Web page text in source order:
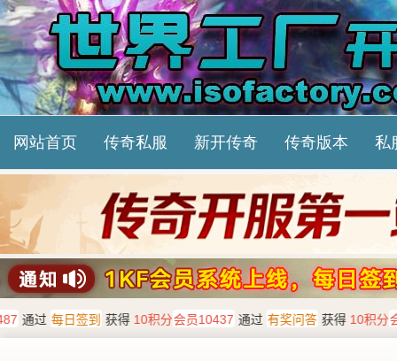
网站首页 传奇私服 新开传奇 传奇版本 私